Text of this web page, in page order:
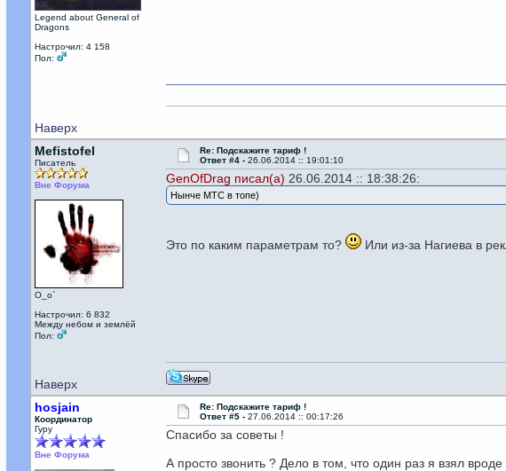
Legend about General of
Dragons
Настрочил: 4 158
Пол:
Наверх
Mefistofel
Писатель
Вне Форума
О_о`
Настрочил: 6 832
Между небом и землёй
Пол:
Re: Подскажите тариф !
Ответ #4 - 26.06.2014 :: 19:01:10
GenOfDrag писал(а) 26.06.2014 :: 18:38:26:
Нынче МТС в топе)
Это по каким параметрам то? Или из-за Нагиева в
Наверх
hosjain
Координатор
Гуру
Вне Форума
Re: Подскажите тариф !
Ответ #5 - 27.06.2014 :: 00:17:26
Спасибо за советы !
А просто звонить ? Дело в том, что один раз я взял